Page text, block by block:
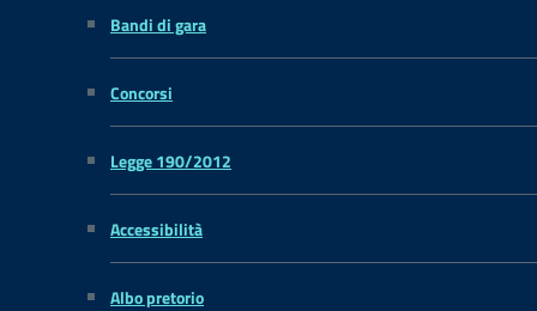
Bandi di gara
Concorsi
Legge 190/2012
Accessibilità
Albo pretorio